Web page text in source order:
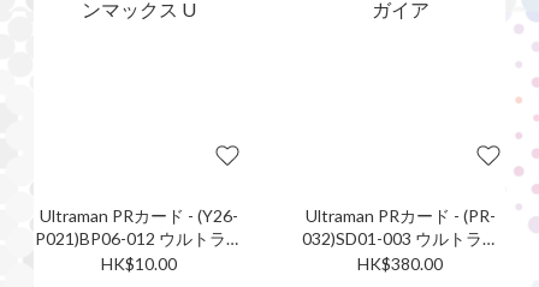
Ultraman PRカード - (Y26-
P021)BP06-012 ウルトラマ
ンマックス U
HK$10.00
Ultraman PRカード - (PR-
032)SD01-003 ウルトラマ
ンガイア
HK$380.00